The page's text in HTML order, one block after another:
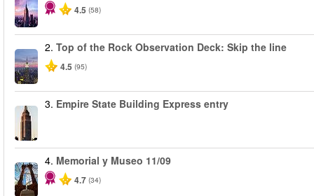
4.5 (58)
2. Top of the Rock Observation Deck: Skip the line
4.5 (95)
3. Empire State Building Express entry
4. Memorial y Museo 11/09
4.7 (34)